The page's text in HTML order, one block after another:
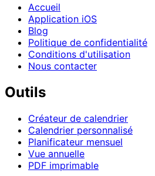
Accueil
Application iOS
Blog
Politique de confidentialité
Conditions d'utilisation
Nous contacter
Outils
Créateur de calendrier
Calendrier personnalisé
Planificateur mensuel
Vue annuelle
PDF imprimable